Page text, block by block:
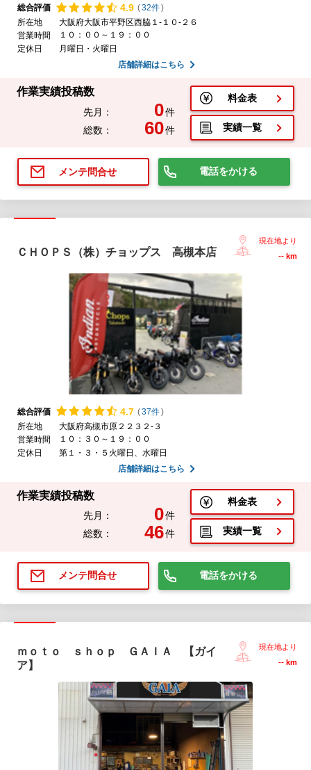
総合評価 4.9 (32件)
所在地
大阪府大阪市平野区西脇１-１０-２６
営業時間
１０：００～１９：００
定休日
月曜日・火曜日
店舗詳細はこちら
作業実績投稿数
先月： 0件
総数：
60件
料金表
実績一覧
メンテ問合せ 電話をかける
ＣＨＯＰＳ（株）チョップス 高槻本店
現在地より
-- km
総合評価 4.7 (37件)
所在地
大阪府高槻市原２２３２-３
営業時間
１０：３０～１９：００
定休日
第１・３・５火曜日、水曜日
店舗詳細はこちら
作業実績投稿数
先月： 0件
総数：
46件
料金表
実績一覧
メンテ問合せ 電話をかける
ｍｏｔｏ ｓｈｏｐ ＧＡＩＡ 【ガイ
ア】
現在地より
-- km